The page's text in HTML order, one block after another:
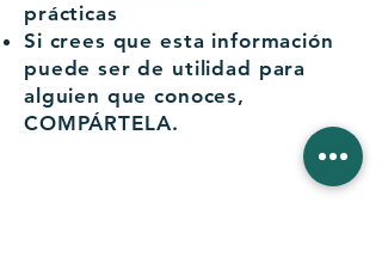
prácticas
Si crees que esta información
puede ser de utilidad para
alguien que conoces,
COMPÁRTELA.